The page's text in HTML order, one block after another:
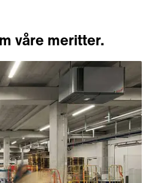
våre meritter.